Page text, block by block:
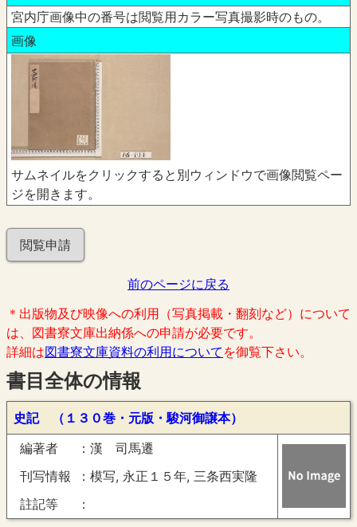
宮内庁画像中の番号は閲覧用カラー写真撮影時のもの。
画像
サムネイルをクリックすると別ウィンドウで画像閲覧ペー
ジを開きます。
閲覧申請
前のページに戻る
＊出版物及び映像への利用（写真掲載・翻刻など）について
は、図書寮文庫出納係への申請が必要です。
詳細は図書寮文庫資料の利用について を御覧下さい。
書目全体の情報
史記 （１３０巻・元版・駿河御譲本）
編著者
漢 司馬遷
刊写情報
模写, 永正１５年, 三条西実隆
註記等